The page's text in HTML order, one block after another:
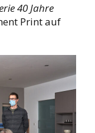
40 Jahre
Print auf